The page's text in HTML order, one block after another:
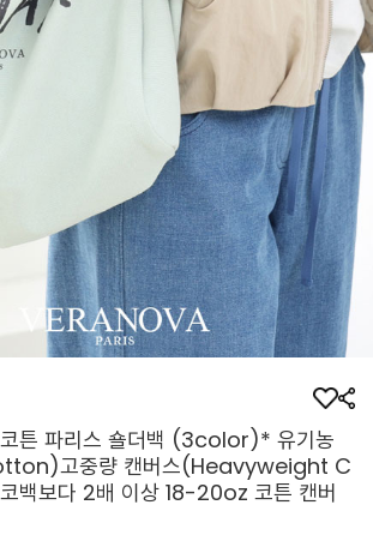
코튼 파리스 숄더백 (3color)* 유기농
고중량 캔버스(Heavyweight C
백보다 2배 이상 18-20oz 코튼 캔버